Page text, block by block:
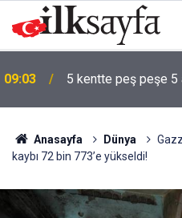
09:03 5 kentte peş peşe 5
Anasayfa Dünya
kaybı 72 bin 773’e yükseldi!